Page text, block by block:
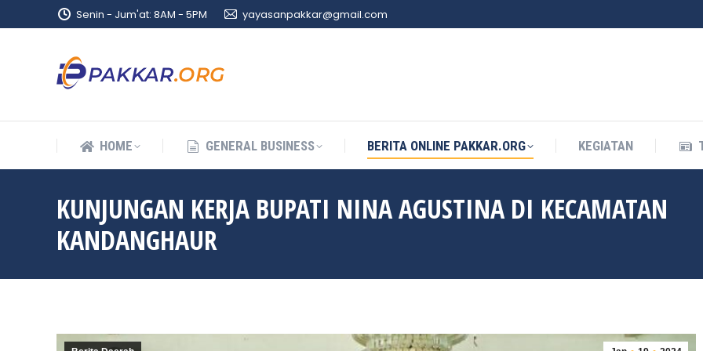
Senin - Jum'at: 8AM - 5PM yayasanpakkar@gmail.com
HOME GENERAL BUSINESS BERITA ONLINE PAKKAR.ORG KEGIATAN
KUNJUNGAN KERJA BUPATI NINA AGUSTINA DI KECAMATAN
KANDANGHAUR
HOME GENERAL BUSINESS BERITA ONLINE PAKKAR.ORG KEGIATAN